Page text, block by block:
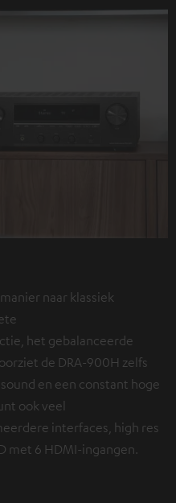
naar klassiek
het gebalanceerde
de DRA-900H zelfs
en een constant hoge
ook veel
interfaces, high res
met 6 HDMI-ingangen.